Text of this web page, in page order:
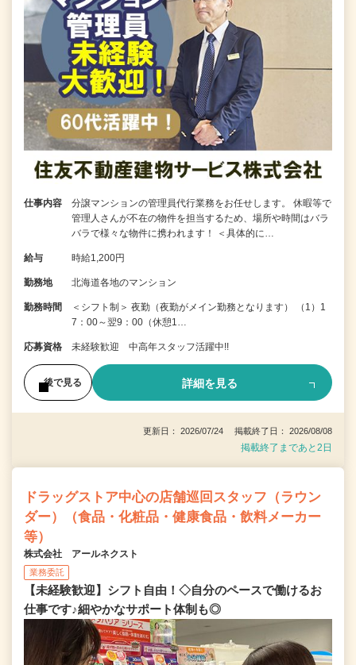
仕事内容
分譲マンションの管理員代行業務をお任せします。 休暇等で
管理人さんが不在の物件を担当するため、場所や時間はバラ
バラで様々な物件に携われます！ ＜具体的に…
給与 時給1,200円
勤務地 北海道各地のマンション
勤務時間
＜シフト制＞ 夜勤（夜勤がメイン勤務となります） （1）1
7：00～翌9：00（休憩1…
応募資格 未経験歓迎 中高年スタッフ活躍中!!
後で見る 詳細を見る
更新日： 2026/07/24 掲載終了日： 2026/08/08
掲載終了まであと2日
ドラッグストア中心の店舗巡回スタッフ（ラウン
ダー）（食品・化粧品・健康食品・飲料メーカー
等）
株式会社 アールネクスト
業務委託
【未経験歓迎】シフト自由！◇自分のペースで働けるお
仕事です♪細やかなサポート体制も◎